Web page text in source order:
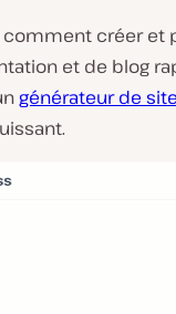
créer et
et de blog
générateur de